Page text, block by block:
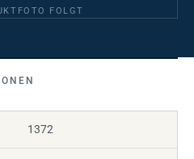
FOLGT
1372